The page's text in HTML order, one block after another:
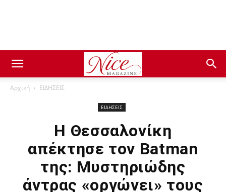
Αρχική ΕΙΔΗΣΕΙΣ
ΕΙΔΗΣΕΙΣ
Η Θεσσαλονίκη
απέκτησε τον Batman
της: Μυστηριώδης
άντρας «οργώνει» τους